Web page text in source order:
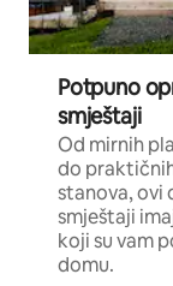
Potpuno
smještaji
Od mirnih
do
stanova, ovi
smještaji
koji su vam
domu.